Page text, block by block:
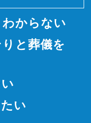
からない
と 葬儀を
い